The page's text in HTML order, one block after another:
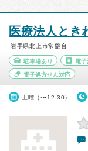
医療法人とき
岩手県北上市常盤台
駐車場あり 電
電子処方せん対応
土曜（〜12:30）